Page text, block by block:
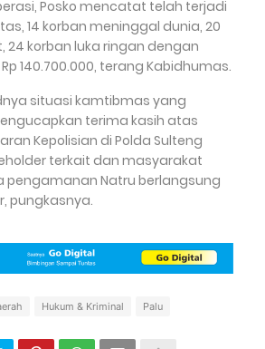
Posko mencatat telah terjadi
14 korban meninggal dunia, 20
24 korban luka ringan dengan
140.700.000, terang Kabidhumas.
situasi kamtibmas yang
terima kasih atas
Kepolisian di Polda Sulteng
terkait dan masyarakat
pengamanan Natru berlangsung
pungkasnya.
Hukum & Kriminal Palu